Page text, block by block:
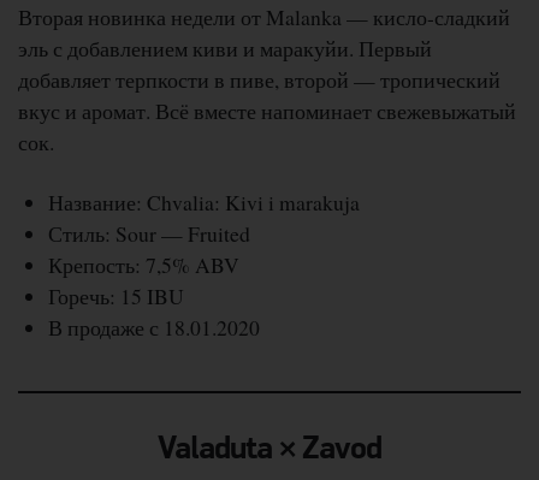
Вторая новинка недели от Malanka — кисло-сладкий
эль с добавлением киви и маракуйи. Первый
добавляет терпкости в пиве, второй — тропический
вкус и аромат. Всё вместе напоминает свежевыжатый
сок.
Название: Chvalia: Kivi i marakuja
Стиль: Sour — Fruited
Крепость: 7,5% ABV
Горечь: 15 IBU
В продаже с 18.01.2020
Valaduta × Zavod